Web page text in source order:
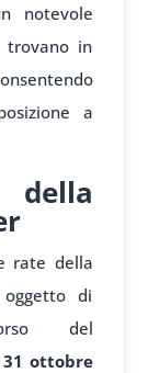
notevole
trovano in
a
rate della
di
del
ottobre